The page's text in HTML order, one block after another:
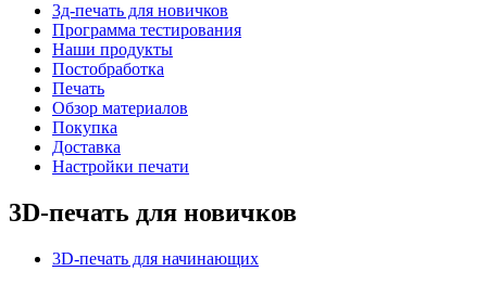
3д-печать для новичков
Программа тестирования
Наши продукты
Постобработка
Печать
Обзор материалов
Покупка
Доставка
Настройки печати
3D-печать для новичков
3D-печать для начинающих